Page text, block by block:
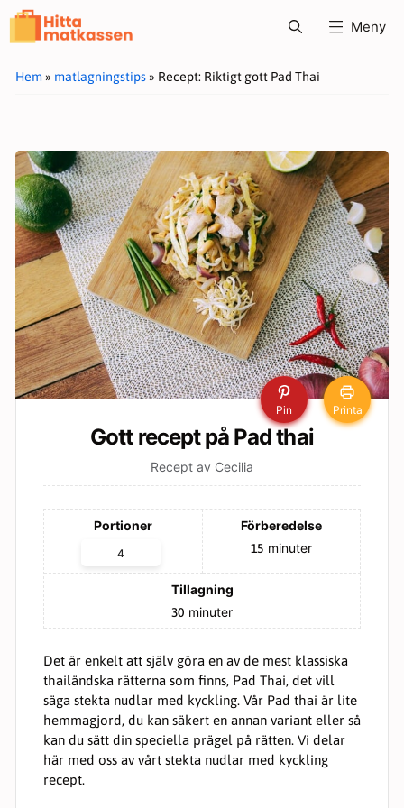
Hoppa
Meny
Hem » matlagningstips» Recept: Riktigt gott Pad Thai
Pin Printa
Gott recept på Pad thai
Recept av Cecilia
Portioner Förberedelse
15 minuter
Tillagning
30 minuter
Det är enkelt att själv göra en av de mest klassiska
thailändska rätterna som finns, Pad Thai, det vill
säga stekta nudlar med kyckling. Vår Pad thai är lite
hemmagjord, du kan säkert en annan variant eller så
kan du sätt din speciella prägel på rätten. Vi delar
här med oss av vårt stekta nudlar med kyckling
recept.
Nödvändiga
Dessa kakor
går inte att
välja bort. De
behövs för
att hemsidan
över huvud
taget ska
fungera.